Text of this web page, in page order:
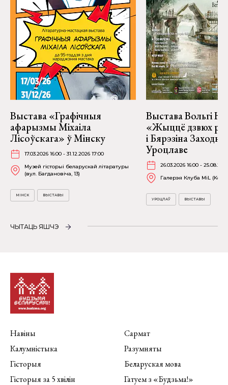
Выстава «Графічныя
афарызмы Міхаіла
Лісоўскага» ў Мінску
17.03.2026 16:00 - 31.12.2026 17:00
Музей гісторыі беларускай літаратуры
(вул. Багдановіча, 13)
МІНСК ВЫСТАВЫ
Выстава Вольгі
«Жыццё дзвюх
і Бярэзіна
Уроцлаве
26.03.2026 16:00 -
Галерэя Клуба MiL
УРОЦЛАЎ ВЫСТАВЫ
ЧЫТАЦЬ ЯШЧЭ
Навіны
Калумністыка
Гісторыя
Гісторыя за 5 хвілін
Сармат
Разумняты
Беларуская мова
Гатуем з «Будзьма!»